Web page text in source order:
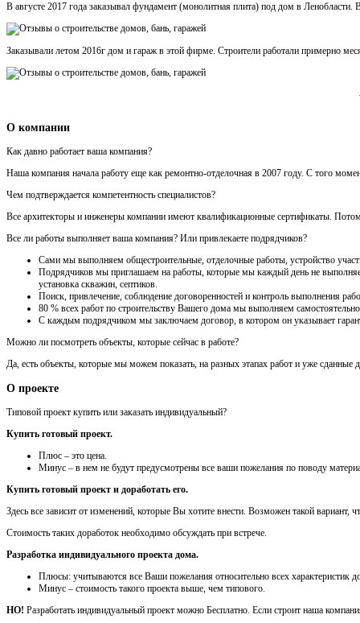
В августе 2017 года заказывал фундамент (монолитная плита) под дом в
Заказывали летом 2016г дом и гараж в этой фирме. Строители работали примерно
О компании
Как давно работает ваша компания?
Наша компания начала работу еще как ремонтно-отделочная в 2007 году. С того
Чем подтверждается компетентность специалистов?
Все архитекторы и инженеры компании имеют квалификационные сертификаты.
Все ли работы выполняет ваша компания? Или привлекаете подрядчиков?
Сами мы выполняем общестроительные, отделочные работы, устройство
Подрядчиков мы приглашаем на работы, которые мы каждый день не
установка скважин, септиков.
Поиск, привлечение, соблюдение договоренностей и контроль выполнения
80 % всех работ по строительству Вашего дома мы выполняем
С каждым подрядчиком мы заключаем договор, в котором он указывает
Можно ли посмотреть объекты, которые сейчас в работе?
Да, есть объекты, которые мы можем показать, на разных этапах работ и уже сданные
О проекте
Типовой проект купить или заказать индивидуальный?
Купить готовый проект.
Плюс – это цена.
Минус – в нем не будут предусмотрены все ваши пожелания по поводу
Купить готовый проект и доработать его.
Здесь все зависит от изменений, которые Вы хотите внести. Возможен такой вариант,
Стоимость таких доработок необходимо обсуждать при встрече.
Разработка индивидуального проекта дома.
Плюсы: учитываются все Ваши пожелания относительно всех характеристик
Минус – стоимость такого проекта выше, чем типового.
НО! Разработать индивидуальный проект можно Бесплатно. Если строит наша